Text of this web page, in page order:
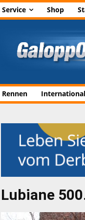
Service Shop
Rennen International
Lubiane